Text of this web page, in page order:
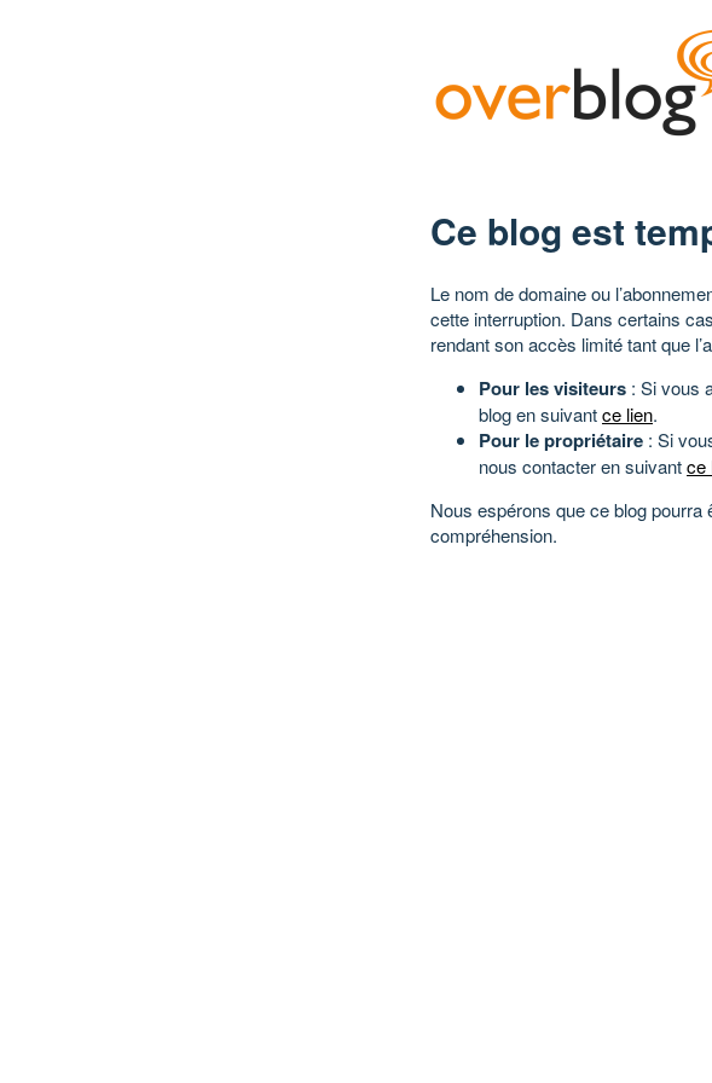
Ce blog est
Le nom de domaine ou
cette interruption. Dans certains
rendant son accès limité tant que
Pour les visiteurs : Si vous
blog en suivantce lien.
Pour le propriétaire : Si
nous contacter en suivantce
Nous espérons que ce blog
compréhension.